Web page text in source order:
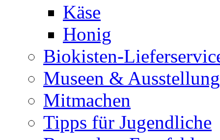
Käse
Honig
Biokisten-
Museen &
Mitmachen
Tipps für Jugendliche